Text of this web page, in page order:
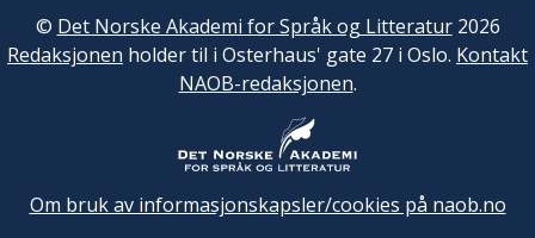
© Det Norske Akademi for Språk og Litteratur2026
Redaksjonen holder til i Osterhaus' gate 27 i Oslo. Kontakt
NAOB-redaksjonen.
Om bruk av informasjonskapsler/cookies på naob.no